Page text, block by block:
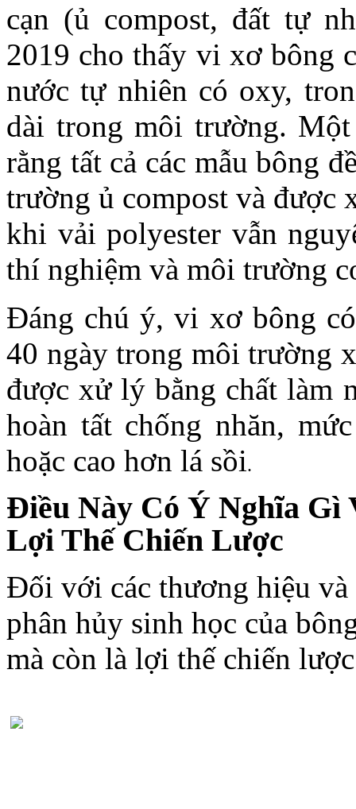
cạn (ủ compost, đất tự
2019 cho thấy vi xơ bông
nước tự nhiên có oxy,
dài trong môi trường.
rằng tất cả các mẫu bông
trường ủ compost và được
khi vải polyester vẫn
thí nghiệm và môi trường
Đáng chú ý, vi xơ bông
40 ngày trong môi trường
được xử lý bằng chất làm
hoàn tất chống nhăn,
hoặc cao hơn lá sồi.
Điều Này Có Ý Nghĩa Gì
Lợi Thế Chiến Lược
Đối với các thương hiệu và
phân hủy sinh học của
mà còn là lợi thế chiến